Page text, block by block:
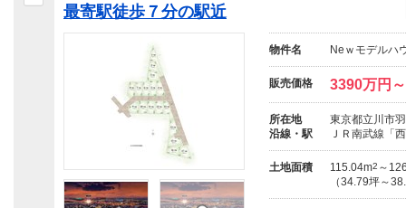
最寄駅徒歩７分の駅近
物件名 Neｗモデルハ
販売価格 3390万円
所在地
東京都立川市
沿線・駅
ＪＲ南武線「
土地面積 115.04m2 ～
（34.79坪～